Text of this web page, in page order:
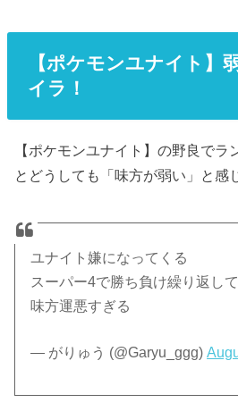
【ポケモンユナイト】
イラ！
【ポケモンユナイト】の野良でラ
とどうしても「味方が弱い」と感
ユナイト嫌になってくる
スーパー4で勝ち負け繰り返し
味方運悪すぎる
— がりゅう (@Garyu_ggg)